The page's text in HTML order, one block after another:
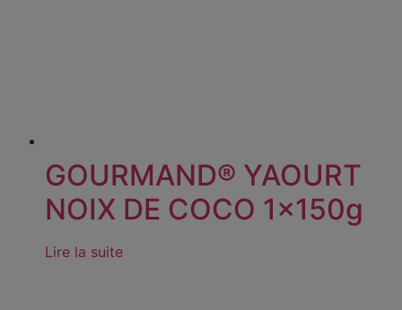
GOURMAND® YAOURT
NOIX DE COCO 1x150g
Lire la suite